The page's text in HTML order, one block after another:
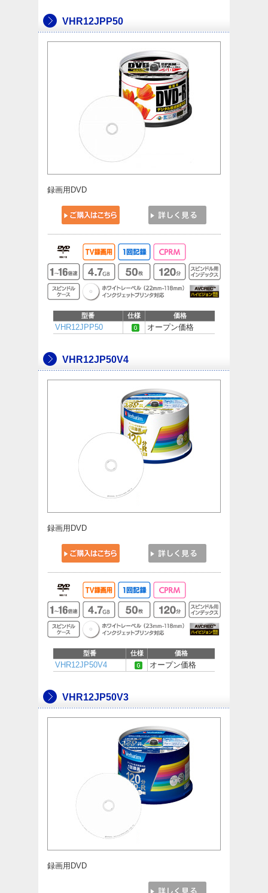
VHR12JPP50
録画用DVD
型番 仕様 価格
VHR12JPP50 オープン価格
VHR12JP50V4
録画用DVD
型番 仕様 価格
VHR12JP50V4 オープン価格
VHR12JP50V3
録画用DVD